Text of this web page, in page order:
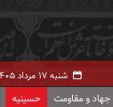
شنبه ۱۷ مرداد ۱۴۰۵ -
جهاد و مقاومت حسینیه